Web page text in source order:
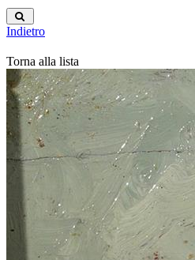
Indietro
Torna alla lista